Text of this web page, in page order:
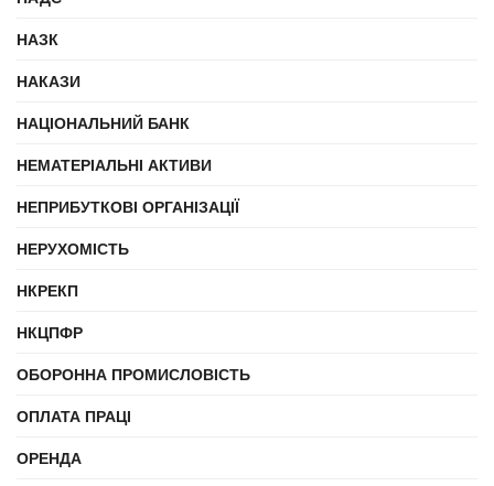
НАЗК
НАКАЗИ
НАЦІОНАЛЬНИЙ БАНК
НЕМАТЕРІАЛЬНІ АКТИВИ
НЕПРИБУТКОВІ ОРГАНІЗАЦІЇ
НЕРУХОМІСТЬ
НКРЕКП
НКЦПФР
ОБОРОННА ПРОМИСЛОВІСТЬ
ОПЛАТА ПРАЦІ
ОРЕНДА